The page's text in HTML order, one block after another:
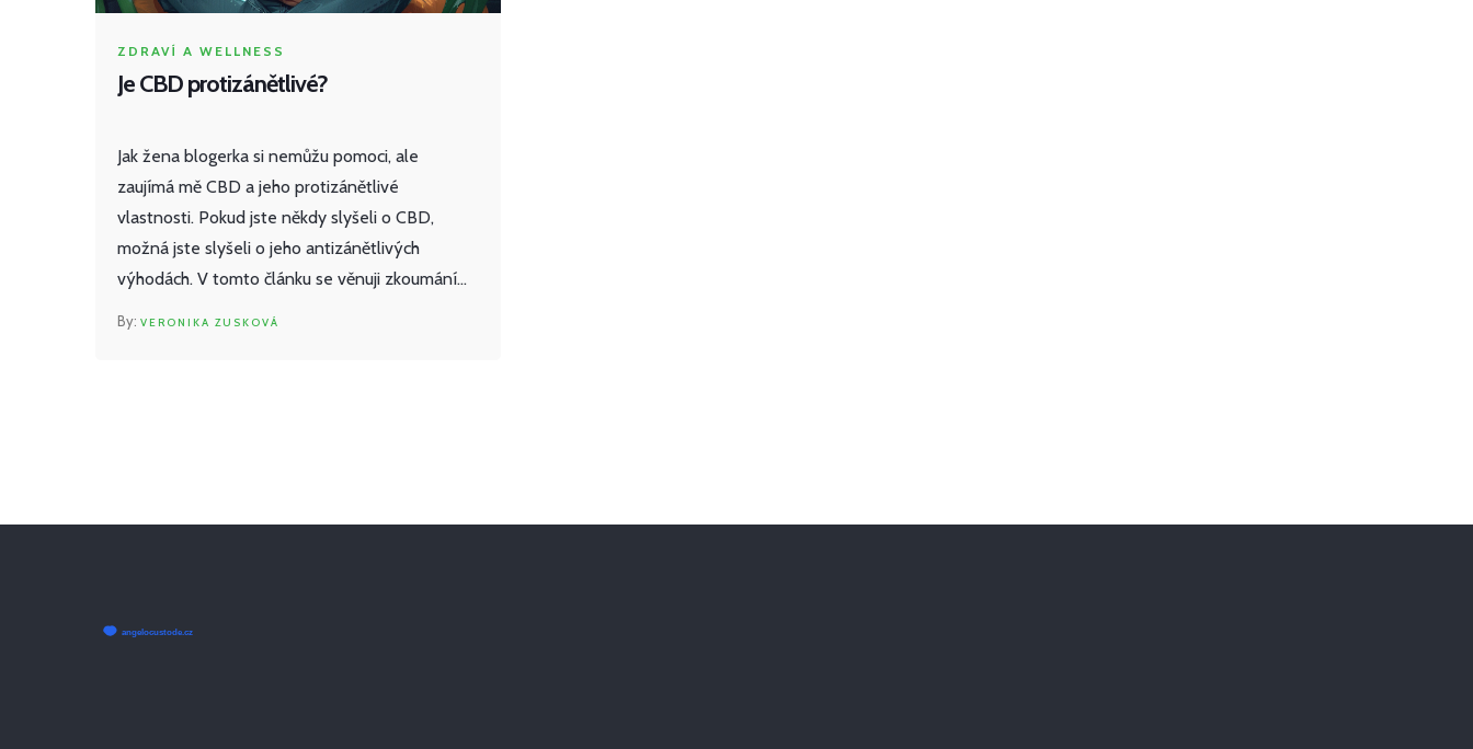
ZDRAVÍ A WELLNESS
Je CBD protizánětlivé?
Jak žena blogerka si nemůžu pomoci, ale
zaujímá mě CBD a jeho protizánětlivé
vlastnosti. Pokud jste někdy slyšeli o CBD,
možná jste slyšeli o jeho antizánětlivých
výhodách. V tomto článku se věnuji zkoumání
VERONIKA ZUSKOVÁ